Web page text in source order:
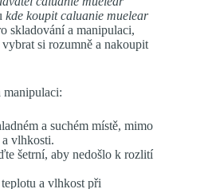
kde koupit caluanie muelear
skladování a manipulaci,
si rozumně a nakoupit
manipulaci:
a suchém místě, mimo
a vlhkosti.
šetrní, aby nedošlo k rozlití
a vlhkost při